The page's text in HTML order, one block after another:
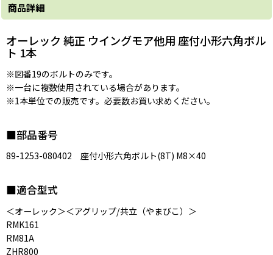
商品詳細
オーレック 純正 ウイングモア他用 座付小形六角ボル
ト 1本
※図番19のボルトのみです。
※一台に複数使用されている場合があります。
※1本単位での販売です。必要数お買い求めください。
■部品番号
89-1253-080402 座付小形六角ボルト(8T) M8×40
■適合型式
＜オーレック＞＜アグリップ/共立（やまびこ）＞
RMK161
RM81A
ZHR800